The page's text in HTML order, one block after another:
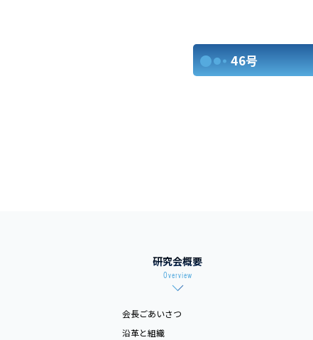
46号
研究会概要
Overview
会長ごあいさつ
沿革と組織